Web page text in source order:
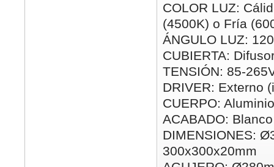
COLOR LUZ:
(4500K) o Fría
ÁNGULO LUZ:
CUBIERTA:
TENSIÓN: 85-
DRIVER: Externo
CUERPO: Aluminio
ACABADO: Blanco
DIMENSIONES:
300x300x20mm